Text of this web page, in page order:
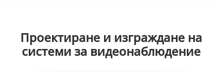
Проектиране и изграждане на
системи за видеонаблюдение